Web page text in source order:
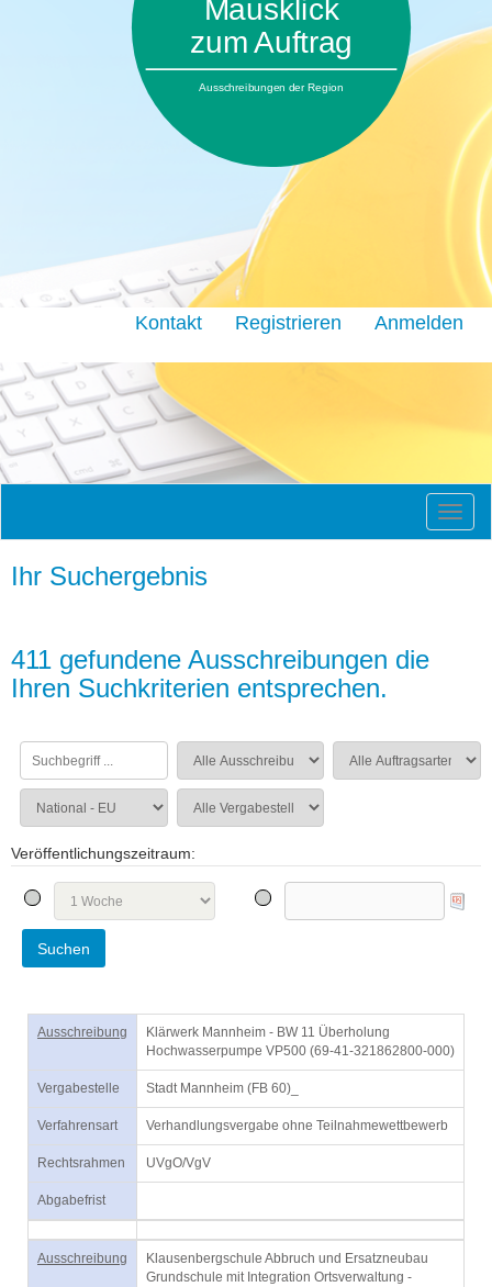
Mausklick
zum Auftrag
Ausschreibungen der Region
Kontakt Registrieren Anmelden
Ihr Suchergebnis
411 gefundene Ausschreibungen die
Ihren Suchkriterien entsprechen.
Veröffentlichungszeitraum:
Ausschreibung
Klärwerk Mannheim - BW 11 Überholung
Hochwasserpumpe VP500 (69-41-321862800-000)
Vergabestelle Stadt Mannheim (FB 60)_
Verfahrensart Verhandlungsvergabe ohne Teilnahmewettbewerb
Rechtsrahmen UVgO/VgV
Abgabefrist
Ausschreibung
Klausenbergschule Abbruch und Ersatzneubau
Grundschule mit Integration Ortsverwaltung -